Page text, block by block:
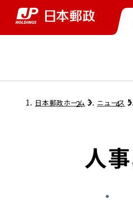
グループ情報トッ
株主・投資家情報
個人投資家のみなさまへ
ニューストップ
サステナビリティ
担当役員メッセージ
サステナビリティマネジメント
採用情報トップ
日本郵政ホーム ニュース
人